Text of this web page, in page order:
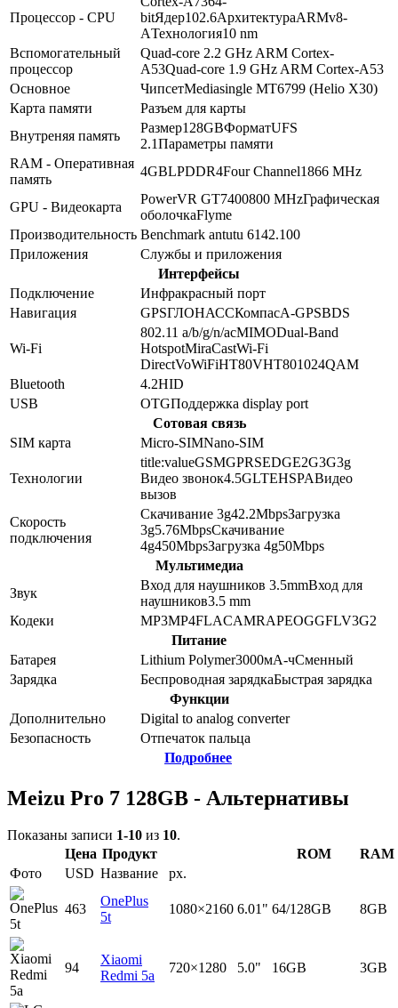
Процессор - CPU
bitЯдер102.6АрхитектураARMv8-
AТехнология10 nm
Вспомогательный
процессор
Quad-core 2.2 GHz ARM Cortex-
A53Quad-core 1.9 GHz ARM Cortex-A53
Основное
ЧипсетMediasingle MT6799 (Helio X30)
Карта памяти
Разъем для карты
Внутреняя память
Размер128GBФорматUFS
2.1Параметры памяти
RAM - Оперативная
память
4GBLPDDR4Four Channel1866 MHz
GPU - Видеокарта
PowerVR GT7400800 MHzГрафическая
оболочкаFlyme
Производительность Benchmark antutu 6142.100
Приложения
Службы и приложения
Интерфейсы
Подключение
Инфракрасный порт
Навигация
GPSГЛОНАССКомпасA-GPSBDS
Wi-Fi
802.11 a/b/g/n/acMIMODual-Band
HotspotMiraCastWi-Fi
DirectVoWiFiHT80VHT801024QAM
Bluetooth
4.2HID
USB
OTGПоддержка display port
Сотовая связь
SIM карта
Micro-SIMNano-SIM
Технологии
title:valueGSMGPRSEDGE2G3G3g
Видео звонок4.5GLTEHSPAВидео
вызов
Скорость
подключения
Скачивание 3g42.2MbpsЗагрузка
3g5.76MbpsСкачивание
4g450MbpsЗагрузка 4g50Mbps
Мультимедиа
Звук
Вход для наушников 3.5mmВход для
наушников3.5 mm
Кодеки
MP3MP4FLACAMRAPEOGGFLV3G2
Питание
Батарея
Lithium Polymer3000мА-чСменный
Зарядка
Беспроводная зарядкаБыстрая зарядка
Функции
Дополнительно
Digital to analog converter
Безопасность
Отпечаток пальца
Подробнее
Meizu Pro 7 128GB - Альтернативы
Показаны записи 1-10 из 10.
Цена Продукт ROM
RAM
Фото
USD Название px.
463
OnePlus
5t
1080×2160 6.01" 64/128GB 8GB
94
Xiaomi
Redmi 5a
720×1280 5.0" 16GB 3GB